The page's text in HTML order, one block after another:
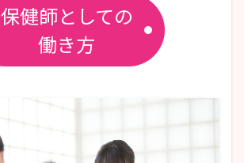
保健師としての
働き方